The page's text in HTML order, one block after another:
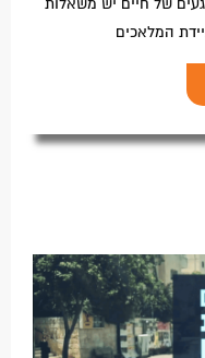
המלאכים